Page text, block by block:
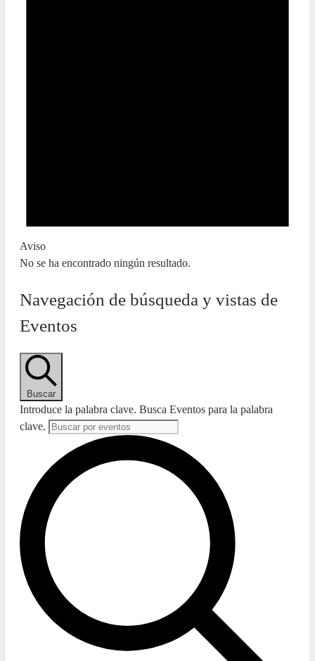
Aviso
No se ha encontrado ningún resultado.
Navegación de búsqueda y vistas de
Eventos
Buscar
Introduce la palabra clave. Busca Eventos para la palabra
clave.